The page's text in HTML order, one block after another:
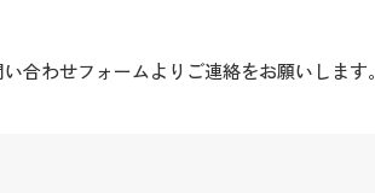
合わせフォームよりご連絡をお願いします。